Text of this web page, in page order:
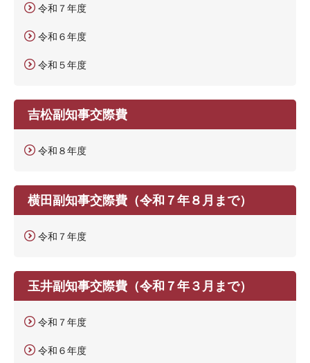
令和７年度
令和６年度
令和５年度
吉松副知事交際費
令和８年度
横田副知事交際費（令和７年８月まで）
令和７年度
玉井副知事交際費（令和７年３月まで）
令和７年度
令和６年度